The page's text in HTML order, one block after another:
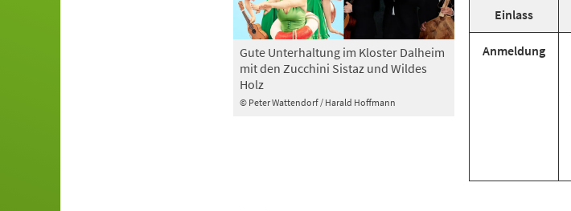
© Peter Wattendorf / Harald Hoffmann
Gute Unterhaltung im Kloster Dalheim
mit den Zucchini Sistaz und Wildes
Holz
Einlass
Anmeldung